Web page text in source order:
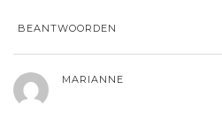
BEANTWOORDEN
MARIANNE